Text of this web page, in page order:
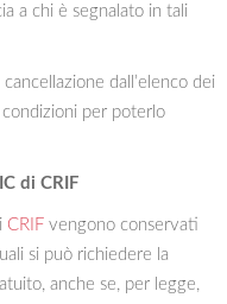
a chi è segnalato in tali
dall’elenco dei
per poterlo
di CRIF
CRIF vengono conservati
si può richiedere la
anche se, per legge,